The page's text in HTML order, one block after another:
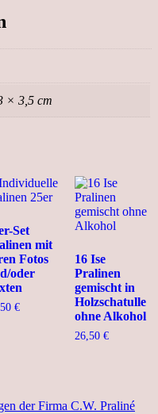
× 3,5 cm
Set
mit
Fotos
oder
€
16 Ise
Pralinen
gemischt in
Holzschatulle
ohne Alkohol
26,50 €
der Firma C.W. Praliné